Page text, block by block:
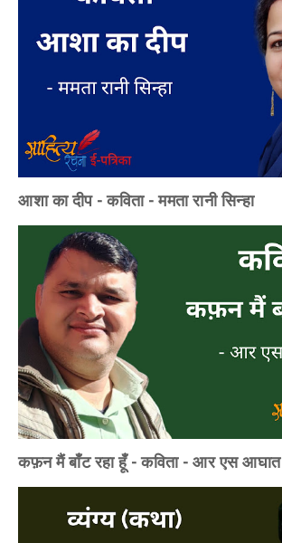
आशा का दीप - कविता - ममता रानी सिन्हा
कफ़न मैं बाँट रहा हूँ - कविता - आर एस आघात